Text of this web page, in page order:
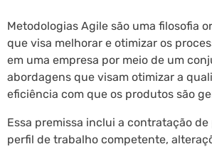
Metodologias Agile são uma filosofia
que visa melhorar e otimizar os
em uma empresa por meio de um
abordagens que visam otimizar a
eficiência com que os produtos são
Essa premissa inclui a contratação de
perfil de trabalho competente,